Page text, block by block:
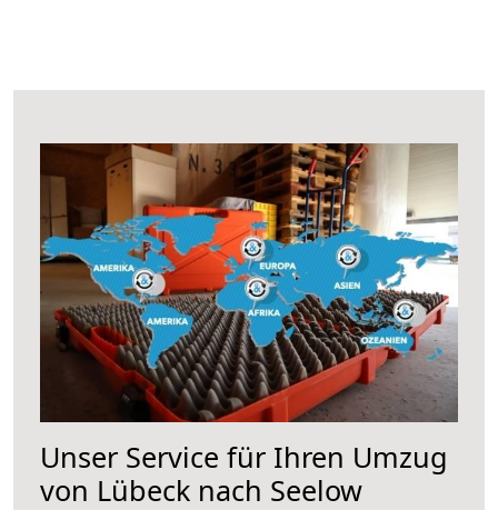
Unser Service für Ihren Umzug
von Lübeck nach Seelow